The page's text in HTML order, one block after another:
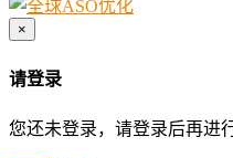
×
请登录
您还未登录，请登录后再进